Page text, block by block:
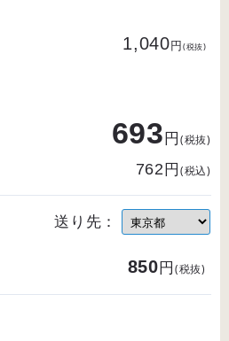
1,040円(税抜)
693円(税抜)
762円(税込)
送り先：
850円(税抜)